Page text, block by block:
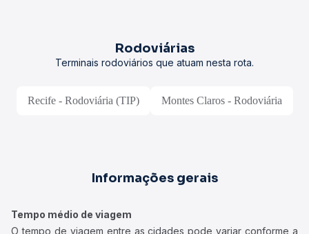
Rodoviárias
Terminais rodoviários que atuam nesta rota.
Recife - Rodoviária (TIP) Montes Claros - Rodoviária
Informações gerais
Tempo médio de viagem
O tempo de viagem entre as cidades pode variar conforme a